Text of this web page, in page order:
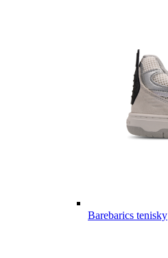
Barebarics tenisky